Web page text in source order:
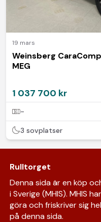
19 mars
Weinsberg
MEG
1 037 700 kr
-
3 sovplatser
Rulltorget
Denna sida är en köp
i Sverige (MHIS). MHIS
göra och friskriver sig
på denna sida.